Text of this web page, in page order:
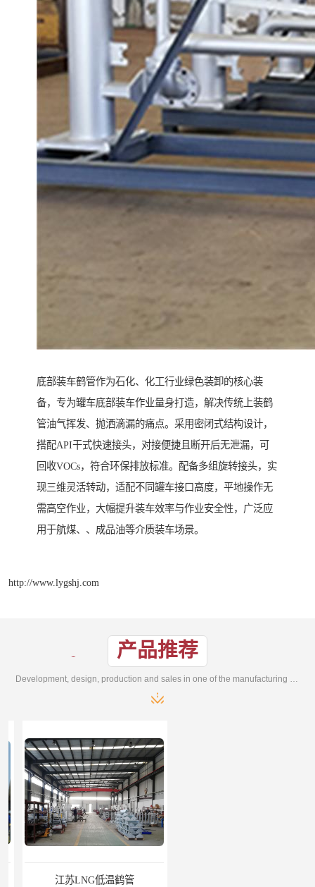
底部装车鹤管作为石化、化工行业绿色装卸的核心装
备，专为罐车底部装车作业量身打造，解决传统上装鹤
管油气挥发、抛洒滴漏的痛点。采用密闭式结构设计，
搭配API干式快速接头，对接便捷且断开后无泄漏，可
回收VOCs，符合环保排放标准。配备多组旋转接头，实
现三维灵活转动，适配不同罐车接口高度，平地操作无
需高空作业，大幅提升装车效率与作业安全性，广泛应
用于航煤、、成品油等介质装车场景。
http://www.lygshj.com
产品推荐
江苏LNG低温鹤管